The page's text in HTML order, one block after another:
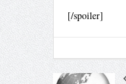
[/spoiler]